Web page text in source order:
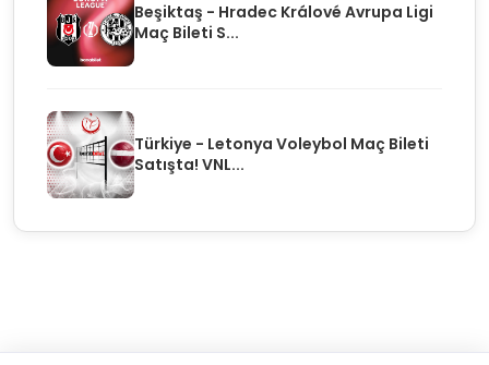
Beşiktaş - Hradec Králové Avrupa Ligi
Maç Bileti S...
Türkiye - Letonya Voleybol Maç Bileti
Satışta! VNL...